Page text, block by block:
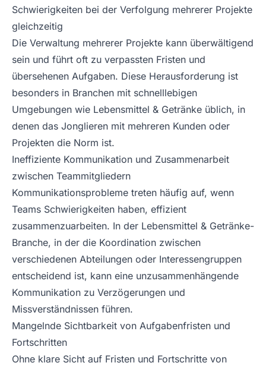
Schwierigkeiten bei der Verfolgung mehrerer Projekte
gleichzeitig
Die Verwaltung mehrerer Projekte kann überwältigend
sein und führt oft zu verpassten Fristen und
übersehenen Aufgaben. Diese Herausforderung ist
besonders in Branchen mit schnelllebigen
Umgebungen wie Lebensmittel & Getränke üblich, in
denen das Jonglieren mit mehreren Kunden oder
Projekten die Norm ist.
Ineffiziente Kommunikation und Zusammenarbeit
zwischen Teammitgliedern
Kommunikationsprobleme treten häufig auf, wenn
Teams Schwierigkeiten haben, effizient
zusammenzuarbeiten. In der Lebensmittel & Getränke-
Branche, in der die Koordination zwischen
verschiedenen Abteilungen oder Interessengruppen
entscheidend ist, kann eine unzusammenhängende
Kommunikation zu Verzögerungen und
Missverständnissen führen.
Mangelnde Sichtbarkeit von Aufgabenfristen und
Fortschritten
Ohne klare Sicht auf Fristen und Fortschritte von